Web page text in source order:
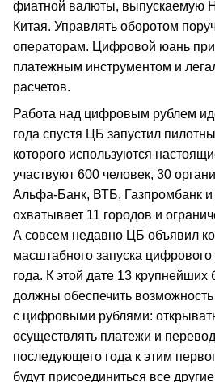
фиатной валюты, выпускаемую
Китая. Управлять оборотом
операторам. Цифровой юань
платежным инструментом и
расчетов.
Работа над цифровым рублем
года спустя ЦБ запустил
которого используются
участвуют 600 человек, 30
Альфа-Банк, ВТБ, Газпромбанк
охватывает 11 городов и
А совсем недавно ЦБ объявил
масштабного запуска
года. К этой дате 13 крупнейших
должны обеспечить
с цифровыми рублями:
осуществлять платежи и
последующего года к этим
будут присоединиться все